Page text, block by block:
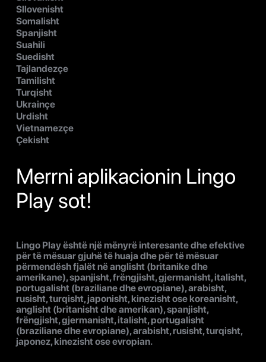
Sllovenisht
Somalisht
Spanjisht
Suahili
Suedisht
Tajlandezçe
Tamilisht
Turqisht
Ukrainçe
Urdisht
Vietnamezçe
Çekisht
Merrni aplikacionin Lingo
Play sot!
Lingo Play është një mënyrë interesante dhe efektive
për të mësuar gjuhë të huaja dhe për të mësuar
përmendësh fjalët në anglisht (britanike dhe
amerikane), spanjisht, frëngjisht, gjermanisht, italisht,
portugalisht (braziliane dhe evropiane), arabisht,
rusisht, turqisht, japonisht, kinezisht ose koreanisht,
anglisht (britanisht dhe amerikan), spanjisht,
frëngjisht, gjermanisht, italisht, portugalisht
(braziliane dhe evropiane), arabisht, rusisht, turqisht,
japonez, kinezisht ose evropian.